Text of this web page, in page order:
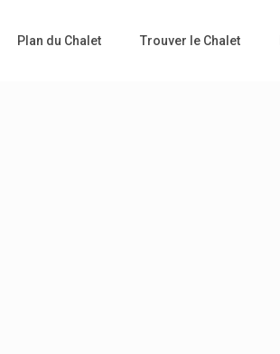
Plan du Chalet Trouver le Chalet